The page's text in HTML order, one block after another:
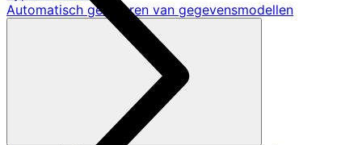
Automatisch genereren van gegevensmodellen